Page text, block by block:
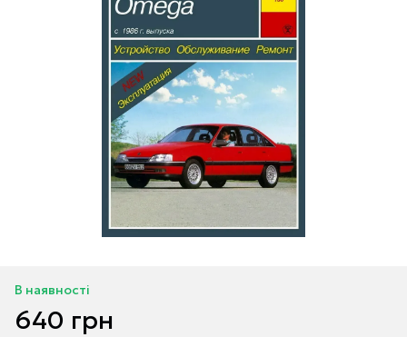
В наявності
640 грн